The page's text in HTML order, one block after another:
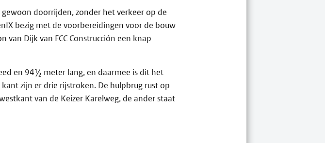
doorrijden, zonder het verkeer op de
bezig met de voorbereidingen voor de bouw
Dijk van FCC Construcción een knap
en 94½ meter lang, en daarmee is dit het
zijn er drie rijstroken. De hulpbrug rust op
van de Keizer Karelweg, de ander staat